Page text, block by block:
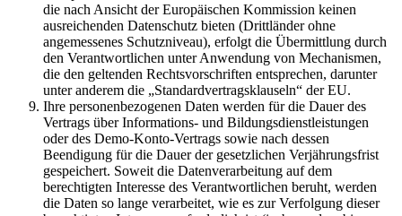
die nach Ansicht der Europäischen Kommission keinen
ausreichenden Datenschutz bieten (Drittländer ohne
angemessenes Schutzniveau), erfolgt die Übermittlung durch
den Verantwortlichen unter Anwendung von Mechanismen,
die den geltenden Rechtsvorschriften entsprechen, darunter
unter anderem die „Standardvertragsklauseln“ der EU.
Ihre personenbezogenen Daten werden für die Dauer des
Vertrags über Informations- und Bildungsdienstleistungen
oder des Demo-Konto-Vertrags sowie nach dessen
Beendigung für die Dauer der gesetzlichen Verjährungsfrist
gespeichert. Soweit die Datenverarbeitung auf dem
berechtigten Interesse des Verantwortlichen beruht, werden
die Daten so lange verarbeitet, wie es zur Verfolgung dieser